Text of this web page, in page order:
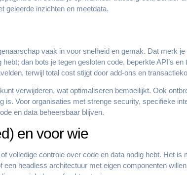
geleerde inzichten en meetdata.
vaak in voor snelheid en gemak. Dat merk
dan bots je tegen gesloten code, beperkte API’s
terwijl total cost stijgt door add-ons en
verwijderen, wat optimaliseren bemoeilijkt. Ook
Voor organisaties met strenge security, specifieke
en data beheersbaar blijven.
en voor wie
volledige controle over code en data nodig hebt. Het is
headless architectuur met eigen componenten